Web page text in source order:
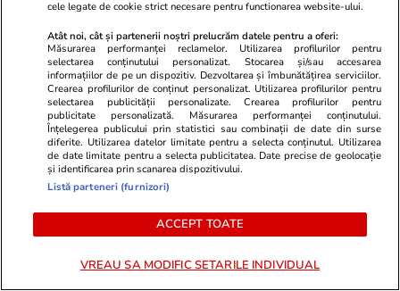
Lifestyle 28 iul.
Câte calorii are pepenele roșu –
beneficii și contraindicații
Știri România
cele legate de cookie strict necesare pentru functionarea website-ului.
Atât noi, cât și partenerii noștri prelucrăm datele pentru a oferi:
Măsurarea performanței reclamelor. Utilizarea profilurilor pentru
selectarea conținutului personalizat. Stocarea și/sau accesarea
informațiilor de pe un dispozitiv. Dezvoltarea și îmbunătățirea serviciilor.
Crearea profilurilor de conținut personalizat. Utilizarea profilurilor pentru
selectarea publicității personalizate. Crearea profilurilor pentru
publicitate personalizată. Măsurarea performanței conținutului.
Înțelegerea publicului prin statistici sau combinații de date din surse
diferite. Utilizarea datelor limitate pentru a selecta conținutul. Utilizarea
de date limitate pentru a selecta publicitatea. Date precise de geolocație
și identificarea prin scanarea dispozitivului.
Listă parteneri (furnizori)
ACCEPT TOATE
VREAU SA MODIFIC SETARILE INDIVIDUAL